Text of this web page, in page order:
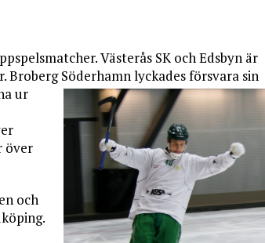
Västerås SK och Edsbyn är
Broberg Söderhamnlyckades försvara sin
ur
över
och